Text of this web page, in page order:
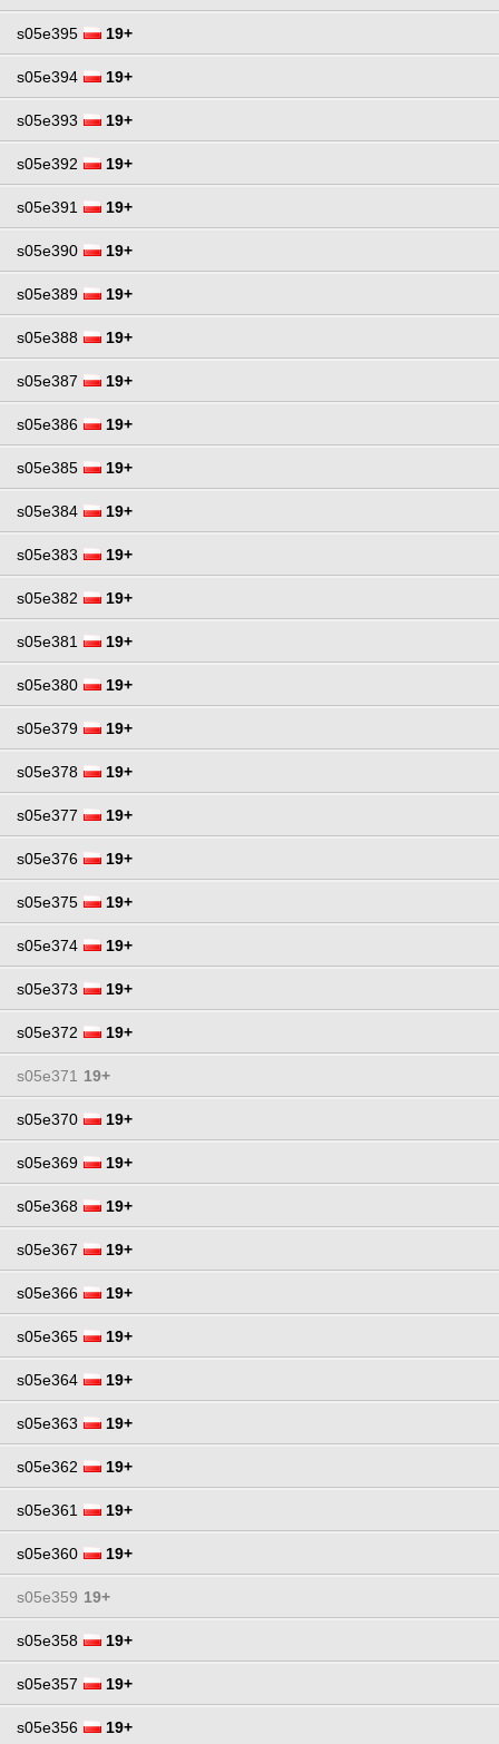
s05e395 19+
s05e394 19+
s05e393 19+
s05e392 19+
s05e391 19+
s05e390 19+
s05e389 19+
s05e388 19+
s05e387 19+
s05e386 19+
s05e385 19+
s05e384 19+
s05e383 19+
s05e382 19+
s05e381 19+
s05e380 19+
s05e379 19+
s05e378 19+
s05e377 19+
s05e376 19+
s05e375 19+
s05e374 19+
s05e373 19+
s05e372 19+
s05e371 19+
s05e370 19+
s05e369 19+
s05e368 19+
s05e367 19+
s05e366 19+
s05e365 19+
s05e364 19+
s05e363 19+
s05e362 19+
s05e361 19+
s05e360 19+
s05e359 19+
s05e358 19+
s05e357 19+
s05e356 19+